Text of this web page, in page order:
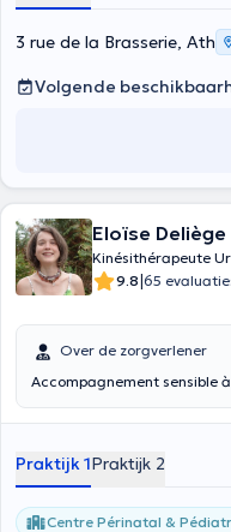
3 rue de la Brasserie, Ath
Volgende
Eloïse Deliège
Kinésithérapeute
9.8|65
Over de zorgverlener
Accompagnement sensible
Praktijk 1Praktijk 2
Centre Périnatal &